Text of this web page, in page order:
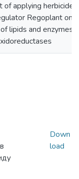
of applying herbicide
Regoplant on
lipids and enzymes
Down
load